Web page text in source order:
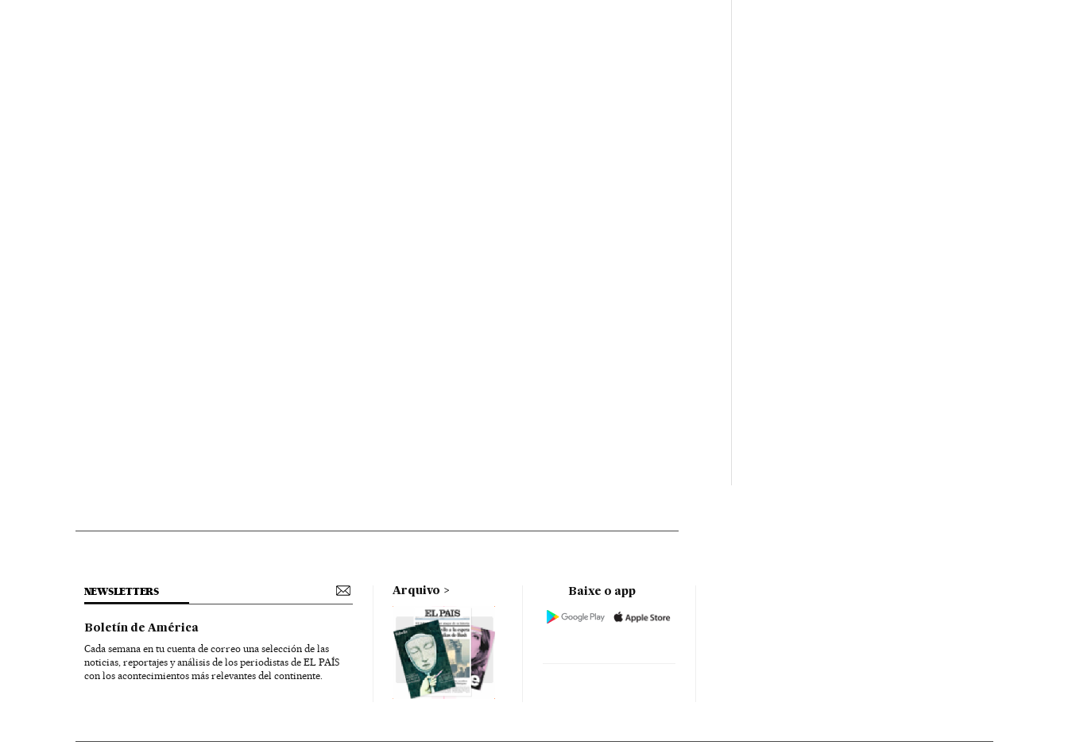
NEWSLETTERS
Boletín de América
Cada semana en tu cuenta de correo una selección de las
noticias, reportajes y análisis de los periodistas de EL PAÍS
con los acontecimientos más relevantes del continente.
Arquivo Baixe o app